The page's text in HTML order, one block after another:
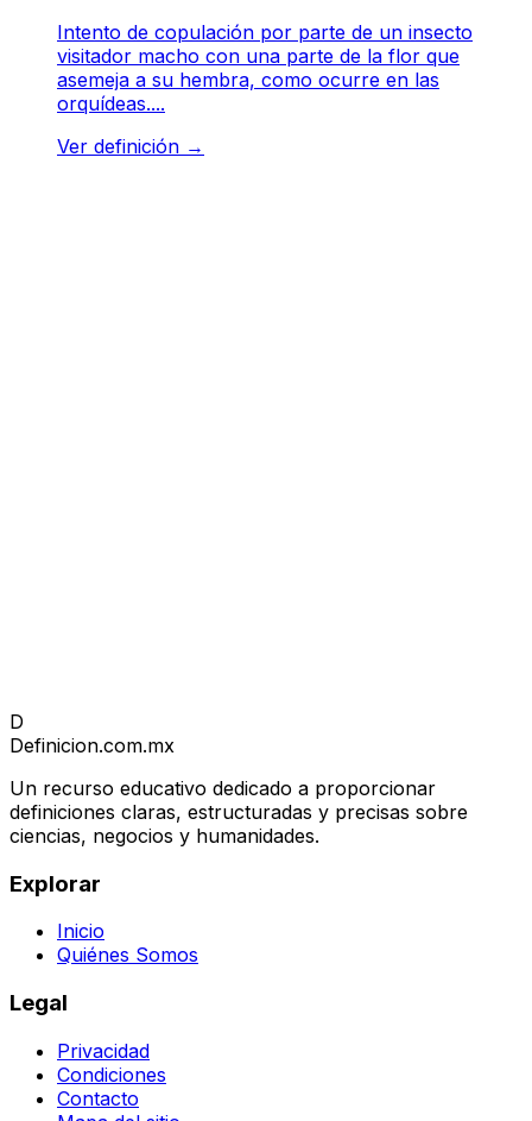
Intento de copulación por parte de un insecto
visitador macho con una parte de la flor que
asemeja a su hembra, como ocurre en las
orquídeas....
Ver definición →
D
Definicion.com.mx
Un recurso educativo dedicado a proporcionar
definiciones claras, estructuradas y precisas sobre
ciencias, negocios y humanidades.
Explorar
Inicio
Quiénes Somos
Legal
Privacidad
Condiciones
Contacto